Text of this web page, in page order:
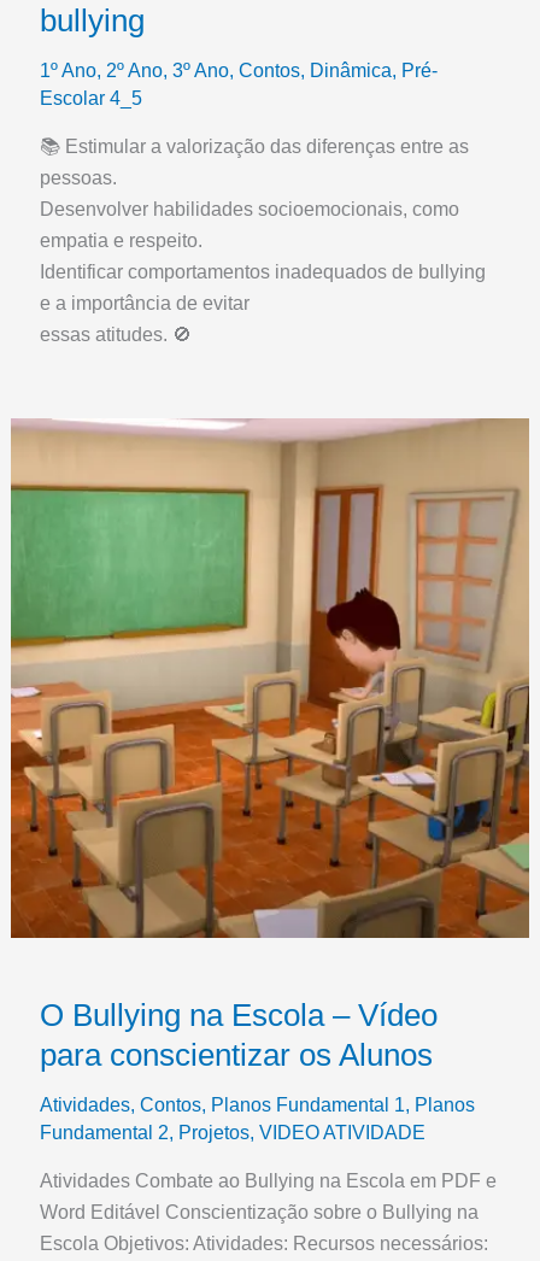
bullying
1º Ano, 2º Ano, 3º Ano, Contos, Dinâmica, Pré-
Escolar 4_5
📚 Estimular a valorização das diferenças entre as
pessoas.
Desenvolver habilidades socioemocionais, como
empatia e respeito.
Identificar comportamentos inadequados de bullying
e a importância de evitar
essas atitudes. 🚫
O Bullying na Escola – Vídeo
para conscientizar os Alunos
Atividades, Contos, Planos Fundamental 1, Planos
Fundamental 2, Projetos, VIDEO ATIVIDADE
Atividades Combate ao Bullying na Escola em PDF e
Word Editável Conscientização sobre o Bullying na
Escola Objetivos: Atividades: Recursos necessários: